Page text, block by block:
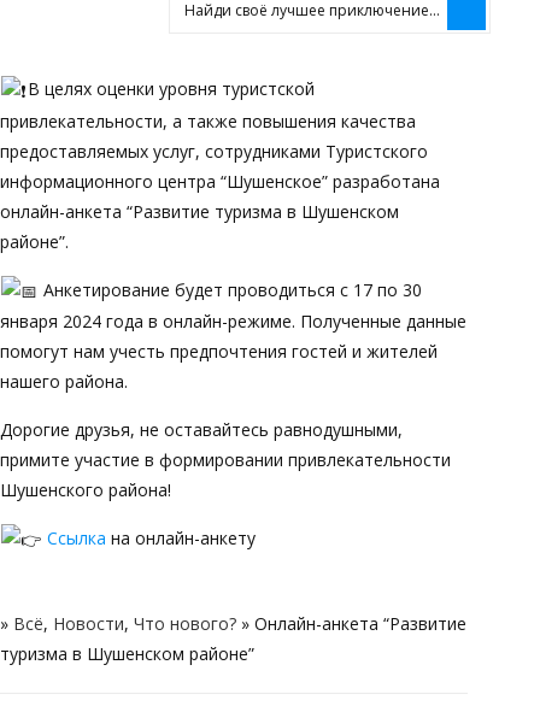
В целях оценки уровня туристской
привлекательности, а также повышения качества
предоставляемых услуг, сотрудниками Туристского
информационного центра “Шушенское” разработана
онлайн-анкета “Развитие туризма в Шушенском
районе”.
Анкетирование будет проводиться с 17 по 30
января 2024 года в онлайн-режиме. Полученные данные
помогут нам учесть предпочтения гостей и жителей
нашего района.
Дорогие друзья, не оставайтесь равнодушными,
примите участие в формировании привлекательности
Шушенского района!
Ссылка на онлайн-анкету
» Всё, Новости, Что нового? » Онлайн-анкета “Развитие
туризма в Шушенском районе”